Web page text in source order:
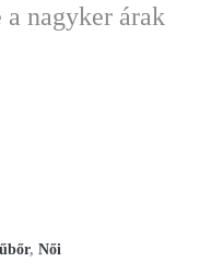
nagyker árak
, Női